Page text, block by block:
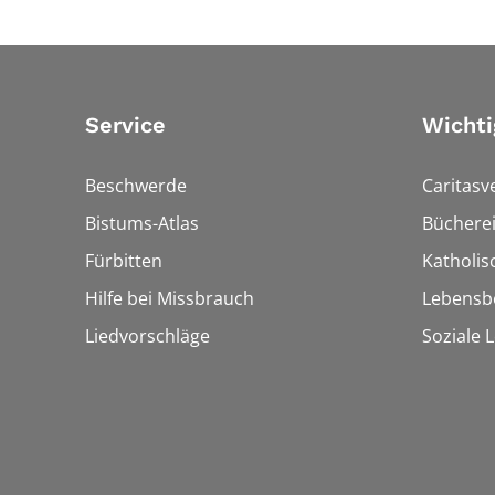
Service
Beschwerde
Bistums-Atlas
Fürbitten
Hilfe bei Missbrauch
Liedvorschläge
Soziale